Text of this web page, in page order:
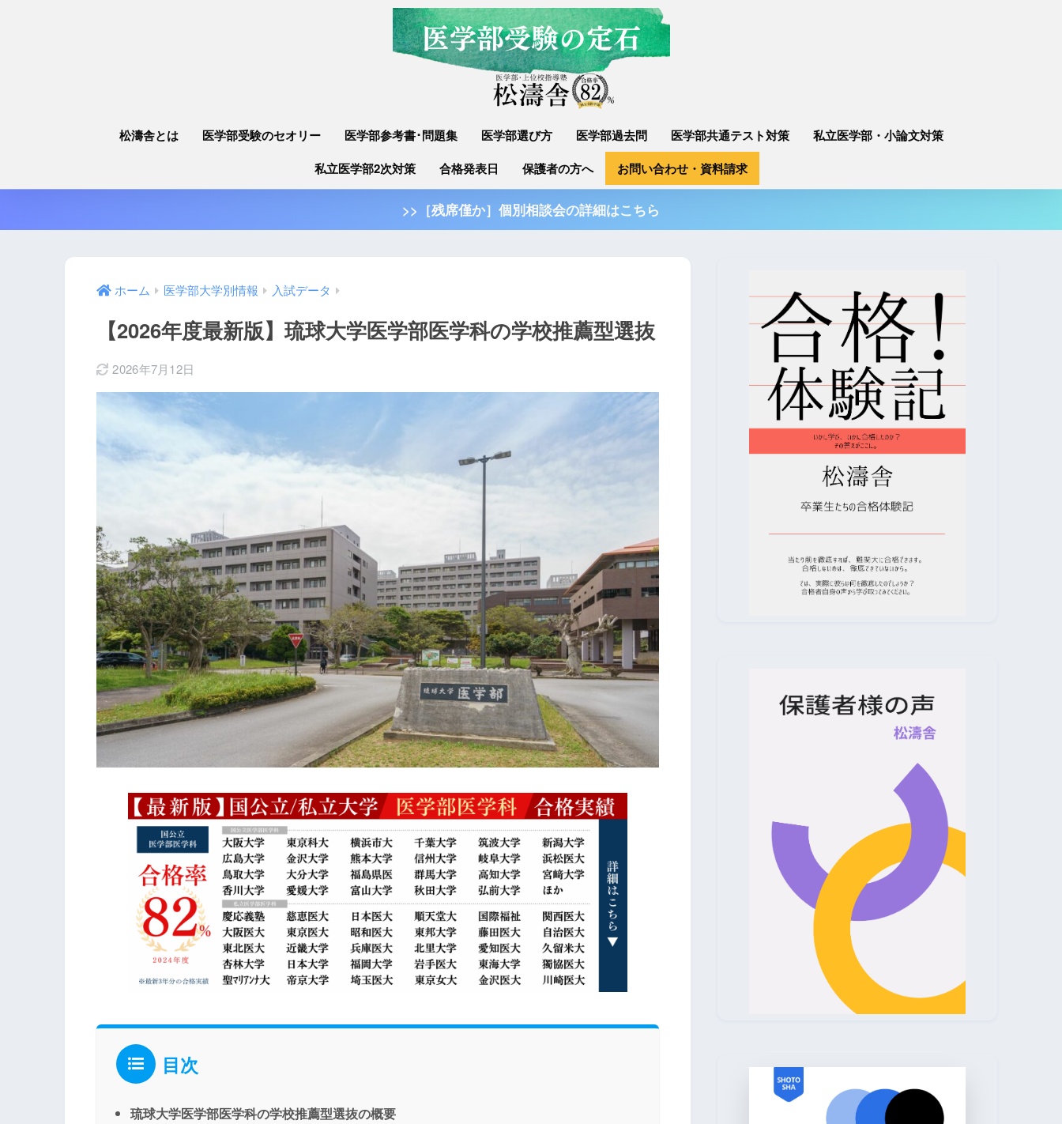
松濤舎とは 医学部受験のセオリー 医学部参考書･問題集 医学部選び方 医学部過去問 医学部共通テスト対策
私立医学部・小論文対策
私立医学部2次対策
合格発表日 保護者の方へ お問い合わせ・資料請求
>>［残席僅か］個別相談会の詳細はこちら
ホーム 医学部大学別情報 入試データ
【2026年度最新版】琉球大学医学部医学科の学校推薦型選抜
2026年7月12日
目次
琉球大学医学部医学科の学校推薦型選抜の概要